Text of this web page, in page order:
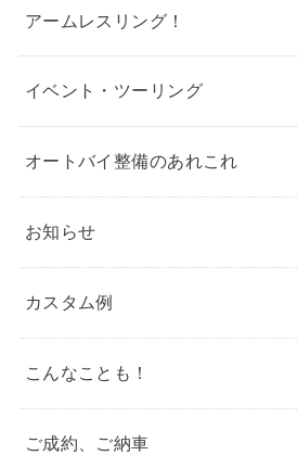
アームレスリング！
イベント・ツーリング
オートバイ整備のあれこれ
お知らせ
カスタム例
こんなことも！
ご成約、ご納車